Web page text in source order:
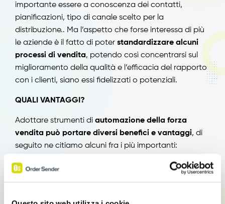
importante essere a conoscenza dei contatti,
pianificazioni, tipo di canale scelto per la
distribuzione.. Ma l’aspetto che forse interessa di più
le aziende è il fatto di poter standardizzare alcuni
processi di vendita, potendo così concentrarsi sul
miglioramento della qualità e l’efficacia del rapporto
con i clienti, siano essi fidelizzati o potenziali.
QUALI VANTAGGI?
Adottare strumenti di automazione della forza
vendita può portare diversi benefici e vantaggi, di
seguito ne citiamo alcuni fra i più importanti:
1. Aumentare il successo delle vendite
, aiutando i